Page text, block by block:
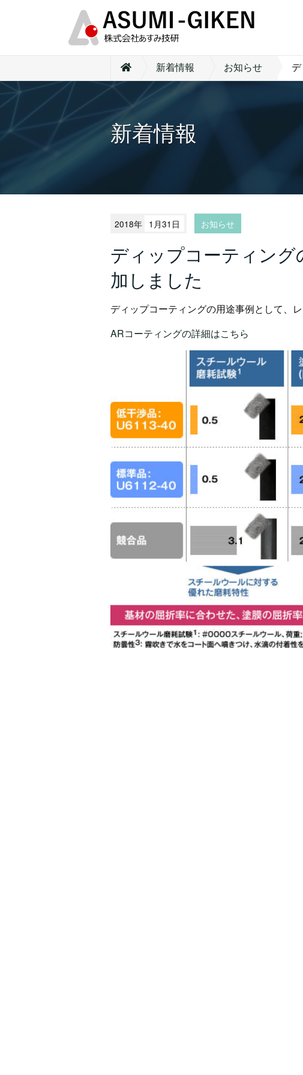
新着情報 お知らせ
新着情報
2018年 1月31日 お知らせ
ディップコーティン
加しました
ディップコーティングの用途事例として、
ARコーティングの詳細はこちら